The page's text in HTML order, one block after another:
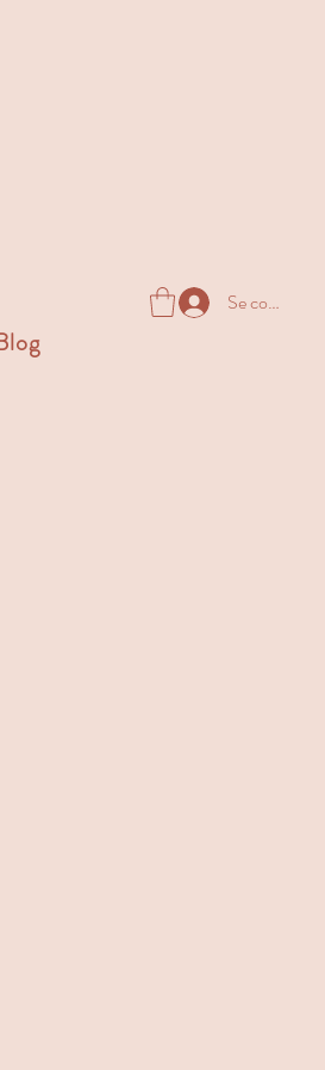
Se connecter